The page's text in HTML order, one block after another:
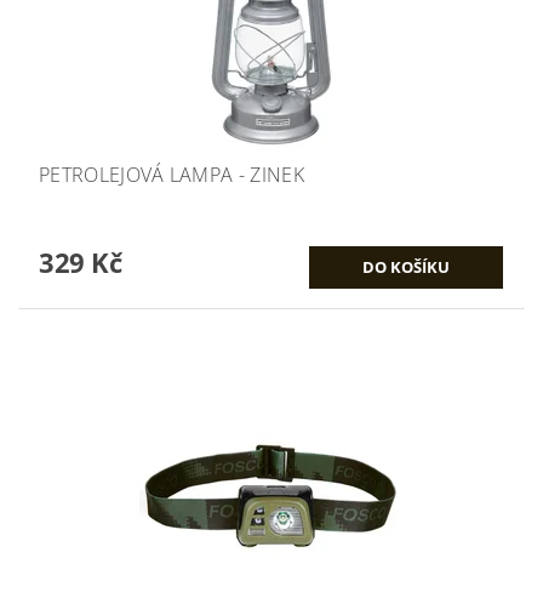
PETROLEJOVÁ LAMPA - ZINEK
329 Kč